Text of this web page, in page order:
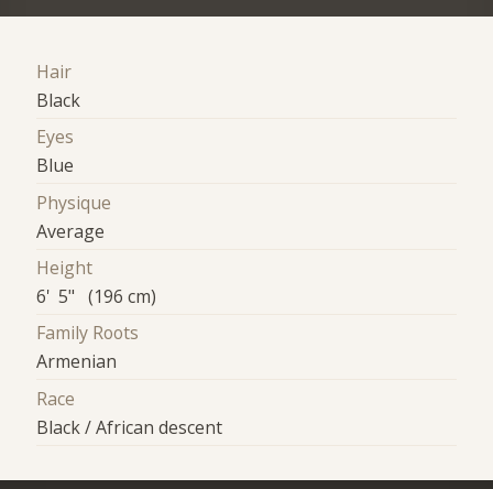
Hair
Black
Eyes
Blue
Physique
Average
Height
6' 5" (196 cm)
Family Roots
Armenian
Race
Black / African descent